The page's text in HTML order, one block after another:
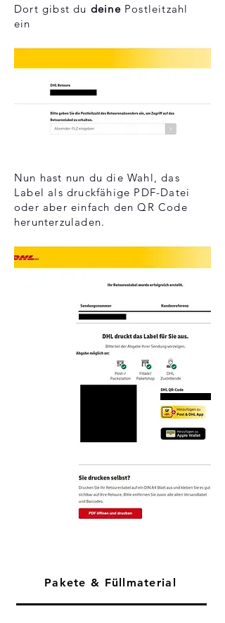
Dort gibst du deinePostleitzahl
ein
Nun hast nun du die Wahl, das
Label als druckfähige PDF-Datei
oder aber einfach den QR Code
herunterzuladen.
Pakete & Füllmaterial